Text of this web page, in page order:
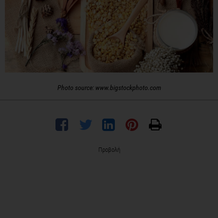
Photo source: www.bigstockphoto.com
Προβολή